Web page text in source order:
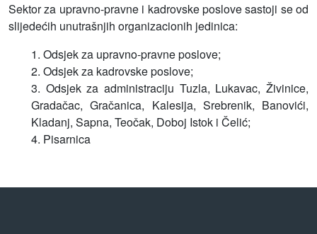
Sektor za upravno-pravne i kadrovske poslove sastoji se od
slijedećih unutrašnjih organizacionih jedinica:
1. Odsjek za upravno-pravne poslove;
2. Odsjek za kadrovske poslove;
3. Odsjek za administraciju Tuzla, Lukavac, Živinice,
Gradačac, Gračanica, Kalesija, Srebrenik, Banovići,
Kladanj, Sapna, Teočak, Doboj Istok i Čelić;
4. Pisarnica